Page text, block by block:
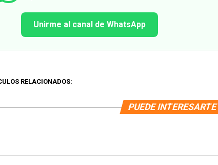
Unirme al canal de WhatsApp
RELACIONADOS:
PUEDE INTERESARTE